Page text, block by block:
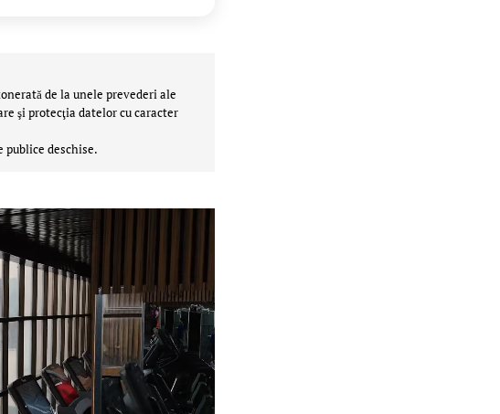
de la unele prevederi ale
şi protecţia datelor cu caracter
deschise.